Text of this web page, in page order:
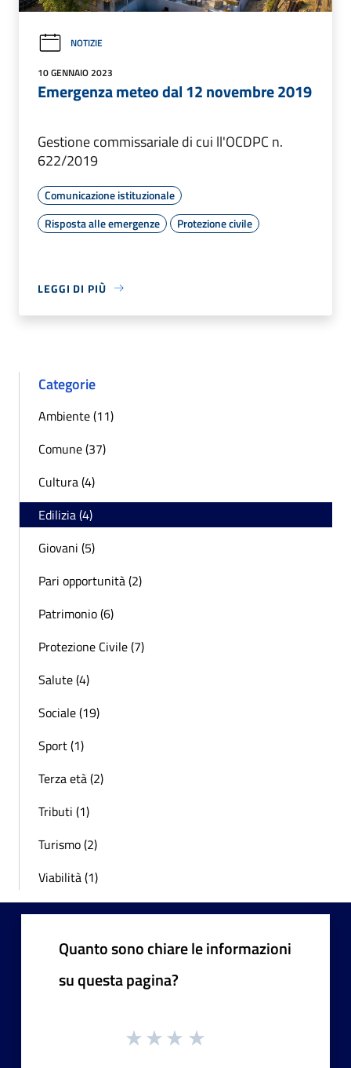
NOTIZIE
10 GENNAIO 2023
Emergenza meteo dal 12 novembre 2019
Gestione commissariale di cui ll'OCDPC n.
622/2019
Comunicazione istituzionale
Risposta alle emergenze
Protezione civile
LEGGI DI PIÙ
Categorie
Ambiente (11)
Comune (37)
Cultura (4)
Edilizia (4)
Giovani (5)
Pari opportunità (2)
Patrimonio (6)
Protezione Civile (7)
Salute (4)
Sociale (19)
Sport (1)
Terza età (2)
Tributi (1)
Turismo (2)
Viabilità (1)
Quanto sono chiare le informazioni
su questa pagina?